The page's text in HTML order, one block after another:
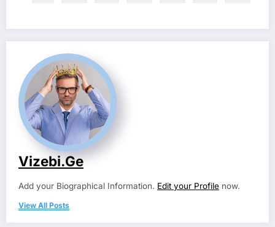
Vizebi.ge
Add your Biographical Information. Edit your Profile now.
View All Posts